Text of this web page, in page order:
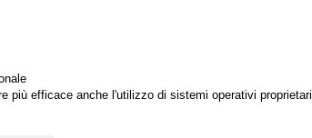
più efficace anche l'utilizzo di sistemi operativi proprietari.